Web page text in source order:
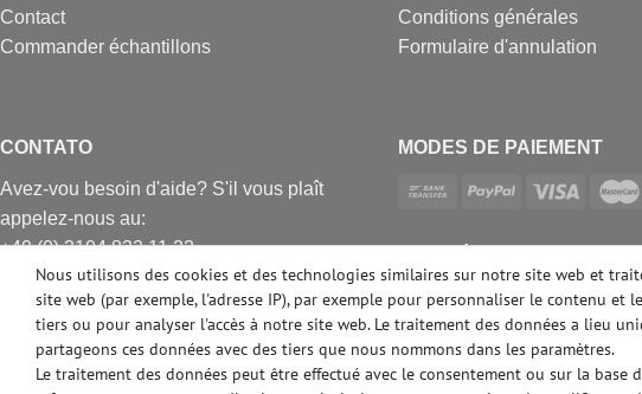
Contact
Commander échantillons
Conditions générales
Formulaire d'annulation
CONTATO
Avez-vou besoin d'aide? S'il vous plaît
appelez-nous au:
+49 (0) 2104 833 11 22
Heures d'ouverture du centre d'appels du
lundi au vendredi de
10:00 alle 16:00 (MEZ)
E-mail: info@profhome.fr
MODES DE PAIEMENT
Nous utilisons des cookies et des technologies similaires sur notre site web et
site web (par exemple, l'adresse IP), par exemple pour personnaliser le contenu
tiers ou pour analyser l'accès à notre site web. Le traitement des données a lieu
partageons ces données avec des tiers que nous nommons dans les paramètres.
Le traitement des données peut être effectué avec le consentement ou sur la